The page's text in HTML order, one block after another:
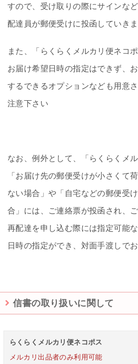
すので、受け取りの際にサインな
配達員が郵便受けに投函していきま
また、「らくらくメルカリ便ネコ
お届け希望日時の指定はできず、
するできるオプションなども用意
注意下さい
なお、例外として、「らくらくメ
「お届け先の郵便受けが小さくて
ない場合」や「自宅などの郵便受
合」には、ご連絡票が投函され、
再配達を申し込む際には指定可能
日時の指定ができ、対面手渡しで
信書の取り扱いに関して
らくらくメルカリ便ネコポス
メルカリ出品者のみ利用可能